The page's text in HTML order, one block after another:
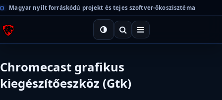
Magyar nyílt forráskódú projekt és tejes szoftver-ökoszisztéma
Chromecast grafikus
kiegészítőeszköz (Gtk)